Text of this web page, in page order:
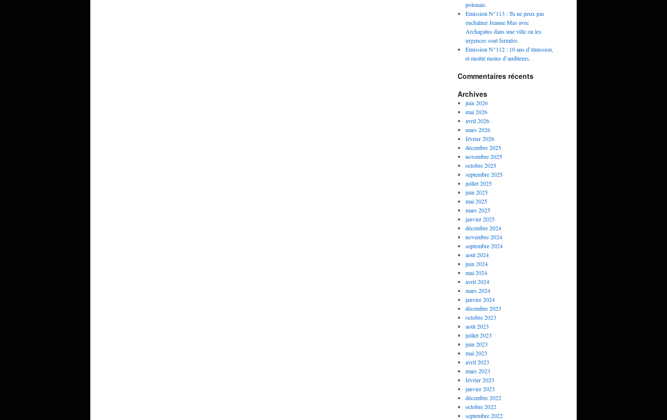
polonais.
Emission N°113 : Tu ne peux pas
enchaîner Jeanne Mas avec
Archagatus dans une ville ou les
urgences sont fermées.
Emission N°112 : 10 ans d’émission,
et moitié moins d’auditeurs.
Commentaires récents
Archives
juin 2026
mai 2026
avril 2026
mars 2026
février 2026
décembre 2025
novembre 2025
octobre 2025
septembre 2025
juillet 2025
juin 2025
mai 2025
mars 2025
janvier 2025
décembre 2024
novembre 2024
septembre 2024
août 2024
juin 2024
mai 2024
avril 2024
mars 2024
janvier 2024
décembre 2023
octobre 2023
août 2023
juillet 2023
juin 2023
mai 2023
avril 2023
mars 2023
février 2023
janvier 2023
décembre 2022
octobre 2022
septembre 2022